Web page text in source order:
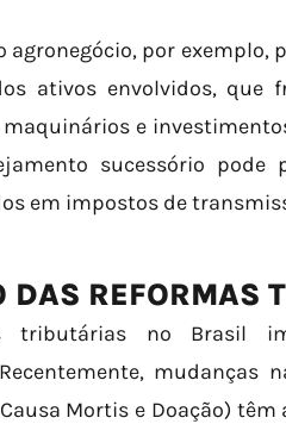
agronegócio, por
ativos envolvidos, que
e
sucessório pode
em impostos de
DAS REFORMAS
tributárias no Brasil
mudanças
Mortis e Doação)